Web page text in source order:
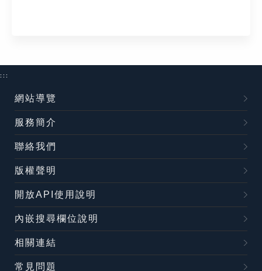
:::
網站導覽
服務簡介
聯絡我們
版權聲明
開放API使用說明
內嵌搜尋欄位說明
相關連結
常見問題